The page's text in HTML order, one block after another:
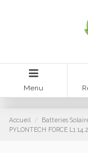
Menu
Accueil Batteries
PYLONTECH FORCE L1